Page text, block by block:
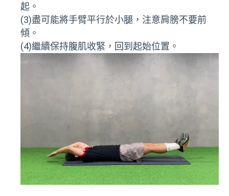
起。
(3)盡可能將手臂平行於小腿，注意肩膀不要前
傾。
(4)繼續保持腹肌收緊，回到起始位置。